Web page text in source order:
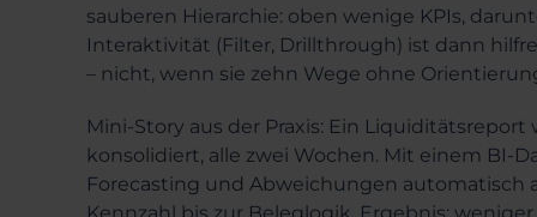
sauberen Hierarchie: oben wenige KPIs,
Interaktivität (Filter, Drillthrough) ist dann
– nicht, wenn sie zehn Wege ohne
Mini-Story aus der Praxis: Ein
konsolidiert, alle zwei Wochen. Mit einem BI-
Forecasting und Abweichungen
Kennzahl bis zur Beleglogik. Ergebnis: